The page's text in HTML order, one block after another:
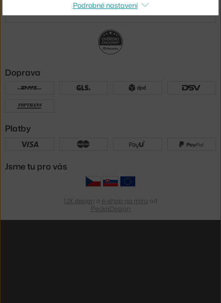
Podrobné nastavení
Sledujte nás
Doprava
Platby
Jsme tu pro vás
UX design a e-shop na míru od
PeckaDesign